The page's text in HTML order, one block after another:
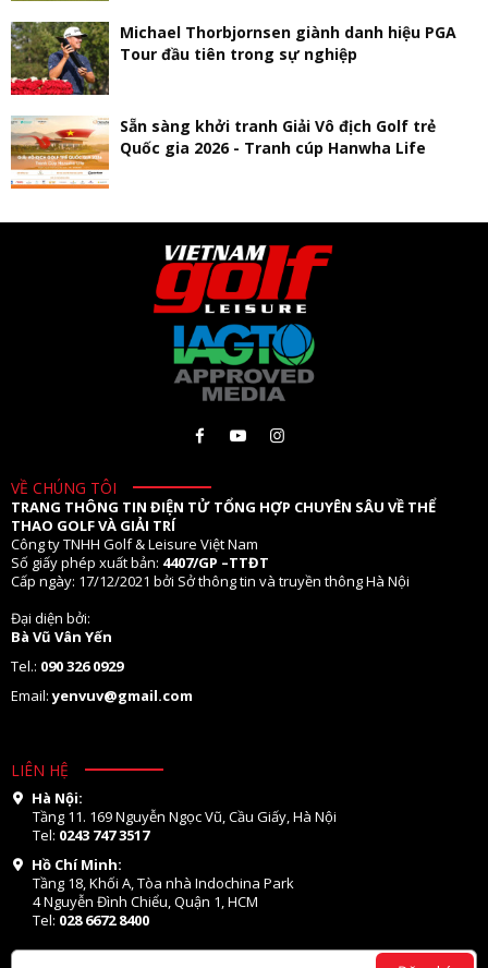
Michael Thorbjornsen giành danh hiệu PGA
Tour đầu tiên trong sự nghiệp
Sẵn sàng khởi tranh Giải Vô địch Golf trẻ
Quốc gia 2026 - Tranh cúp Hanwha Life
VỀ CHÚNG TÔI
TRANG THÔNG TIN ĐIỆN TỬ TỔNG HỢP CHUYÊN SÂU VỀ THỂ
THAO GOLF VÀ GIẢI TRÍ
Công ty TNHH Golf & Leisure Việt Nam
Số giấy phép xuất bản: 4407/GP –TTĐT
Cấp ngày: 17/12/2021 bởi Sở thông tin và truyền thông Hà Nội
Đại diện bởi:
Bà Vũ Vân Yến
Tel.: 090 326 0929
Email:yenvuv@gmail.com
LIÊN HỆ
Hà Nội:
Tầng 11. 169 Nguyễn Ngọc Vũ, Cầu Giấy, Hà Nội
Tel: 0243 747 3517
Hồ Chí Minh:
Tầng 18, Khối A, Tòa nhà Indochina Park
4 Nguyễn Đình Chiểu, Quận 1, HCM
Tel: 028 6672 8400